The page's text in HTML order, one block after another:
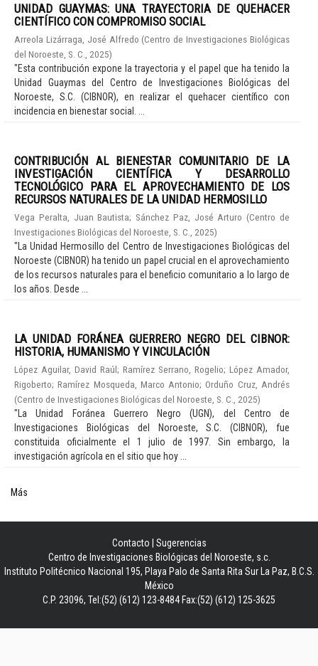
UNIDAD GUAYMAS: UNA TRAYECTORIA DE QUEHACER
CIENTÍFICO CON COMPROMISO SOCIAL
Arreola Lizárraga, José Alfredo (Centro de Investigaciones Biológicas
del Noroeste, S. C.
2025)
"Esta contribución expone la trayectoria y el papel que ha tenido la
Unidad Guaymas del Centro de Investigaciones Biológicas del
Noroeste, S.C. (CIBNOR), en realizar el quehacer científico con
incidencia en bienestar social. ...
CONTRIBUCIÓN AL BIENESTAR COMUNITARIO DE LA
INVESTIGACIÓN CIENTÍFICA Y DESARROLLO
TECNOLÓGICO PARA EL APROVECHAMIENTO DE LOS
RECURSOS NATURALES DE LA UNIDAD HERMOSILLO
Vega Peralta, Juan Bautista; Sánchez Paz, José Arturo (Centro de
Investigaciones Biológicas del Noroeste, S. C.
2025)
"La Unidad Hermosillo del Centro de Investigaciones Biológicas del
Noroeste (CIBNOR) ha tenido un papel crucial en el aprovechamiento
de los recursos naturales para el beneficio comunitario a lo largo de
los años. Desde ...
LA UNIDAD FORÁNEA GUERRERO NEGRO DEL CIBNOR:
HISTORIA, HUMANISMO Y VINCULACIÓN
López Aguilar, David Raúl; Ramírez Serrano, Rogelio; López Amador,
Rigoberto;Ramírez Mosqueda, Marco Antonio;Orduño Cruz, Andrés
(Centro de Investigaciones Biológicas del Noroeste, S. C. 2025)
"La Unidad Foránea Guerrero Negro (UGN), del Centro de
Investigaciones Biológicas del Noroeste, S.C. (CIBNOR), fue
constituida oficialmente el 1 julio de 1997. Sin embargo, la
investigación agrícola en el sitio que hoy ...
Más
Contacto
Sugerencias
Centro de Investigaciones Biológicas del Noroeste, s.c.
Instituto Politécnico Nacional 195, Playa Palo de Santa Rita Sur La Paz, B.C.S.
México
C.P. 23096, Tel:(52) (612) 123-8484 Fax:(52) (612) 125-3625